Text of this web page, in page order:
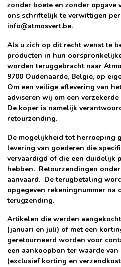
zonder boete en zonder opgave
ons schriftelijk te verwittigen
info@atmosvert.be.
Als u zich op dit recht wenst te
producten in hun
worden teruggebracht naar
9700 Oudenaarde, België, op
Om een veilige aflevering van
adviseren wij om een
De koper is namelijk
retourzending.
De mogelijkheid tot herroeping
levering van goederen die
vervaardigd of die een duidelijk
hebben. Retourzendingen
aanvaard. De terugbetaling
opgegeven rekeningnummer na
terugzending.
Artikelen die werden
(januari en juli) of met een
geretourneerd worden voor
een aankoopbon ter waarde
(exclusief korting en